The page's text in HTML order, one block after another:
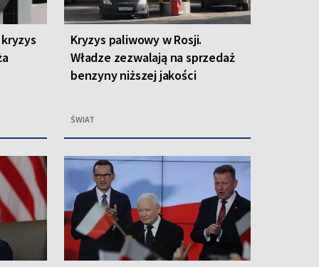
Kryzys paliwowy w Rosji.
Władze zezwalają na sprzedaż
benzyny niższej jakości
ŚWIAT